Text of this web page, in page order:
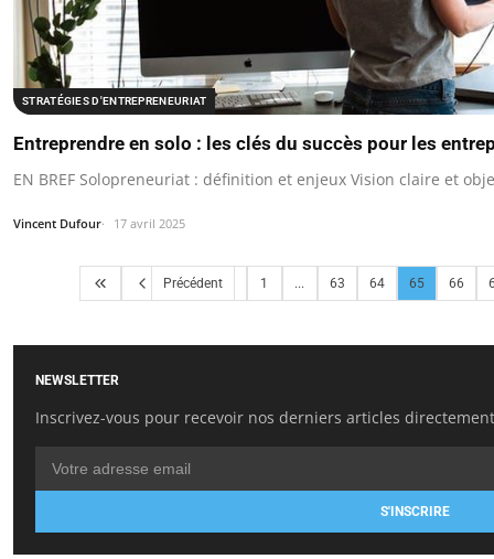
STRATÉGIES D'ENTREPRENEURIAT
Entreprendre en solo : les clés du succès pour les
EN BREF Solopreneuriat : définition et enjeux Vision claire et
Vincent Dufour 17 avril 2025
Précédent 1 ... 63 64 65 66
NEWSLETTER
Inscrivez-vous pour recevoir nos derniers articles
S'INSCRIRE